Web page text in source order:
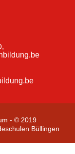
- © 2019
Büllingen